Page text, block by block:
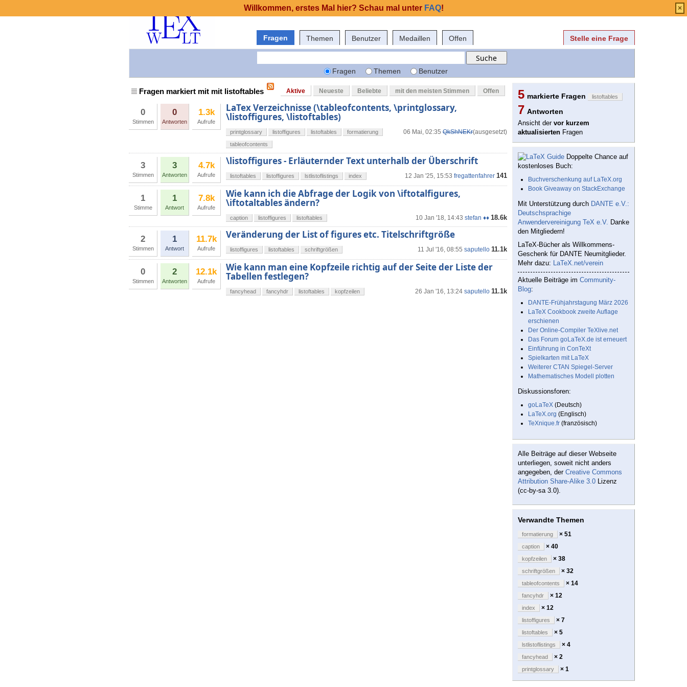
Fragen Themen Benutzer Medaillen Offen Stelle eine Frage
Fragen Themen Benutzer
Fragen markiert mit mit listoftables Aktive Neueste Beliebte mit den meisten Stimmen Offen
0
Stimmen
0
Antworten
1.3k
Aufrufe
LaTex Verzeichnisse (\tableofcontents, \printglossary,
\listoffigures, \listoftables)
06 Mai, 02:35 QkShNEKr(ausgesetzt)
printglossary listoffigures listoftables
formatierung
tableofcontents
3
Stimmen
3
Antworten
4.7k
Aufrufe
\listoffigures - Erläuternder Text unterhalb der Überschrift
12 Jan '25, 15:53 fregattenfahrer 141
listoftables listoffigures lstlistoflistings index
1
Stimme
1
Antwort
7.8k
Aufrufe
Wie kann ich die Abfrage der Logik von \iftotalfigures,
\iftotaltables ändern?
10 Jan '18, 14:43 stefan ♦♦ 18.6k
caption listoffigures listoftables
2
Stimmen
1
Antwort
11.7k
Aufrufe
Veränderung der List of figures etc. Titelschriftgröße
11 Jul '16, 08:55 saputello 11.1k
listoffigures listoftables schriftgrößen
0
Stimmen
2
Antworten
12.1k
Aufrufe
Wie kann man eine Kopfzeile richtig auf der Seite der Liste der
Tabellen festlegen?
26 Jan '16, 13:24 saputello 11.1k
fancyhead fancyhdr listoftables kopfzeilen
5 markierte Fragen listoftables
7 Antworten
Ansicht der vor kurzem
aktualisierten Fragen
Doppelte Chance auf
kostenloses Buch:
Buchverschenkung auf LaTeX.org
Book Giveaway on StackExchange
Mit Unterstützung durch DANTE e.V.:
Deutschsprachige
Anwendervereinigung TeX e.V. Danke
den Mitgliedern!
LaTeX-Bücher als Willkommens-
Geschenk für DANTE Neumitglieder.
Mehr dazu: LaTeX.net/verein
Aktuelle Beiträge im Community-
Blog:
DANTE-Frühjahrstagung März 2026
LaTeX Cookbook zweite Auflage
erschienen
Der Online-Compiler TeXlive.net
Das Forum goLaTeX.de ist erneuert
Einführung in ConTeXt
Spielkarten mit LaTeX
Weiterer CTAN Spiegel-Server
Mathematisches Modell plotten
Diskussionsforen:
goLaTeX (Deutsch)
LaTeX.org (Englisch)
TeXnique.fr (französisch)
Alle Beiträge auf dieser Webseite
unterliegen, soweit nicht anders
angegeben, der Creative Commons
Attribution Share-Alike 3.0 Lizenz
(cc-by-sa 3.0).
Verwandte Themen
formatierung × 51
caption × 40
kopfzeilen × 38
schriftgrößen × 32
tableofcontents × 14
fancyhdr × 12
index × 12
listoffigures × 7
listoftables × 5
lstlistoflistings × 4
fancyhead × 2
printglossary × 1
Willkommen, erstes Mal hier? Schau mal unter FAQ! ×